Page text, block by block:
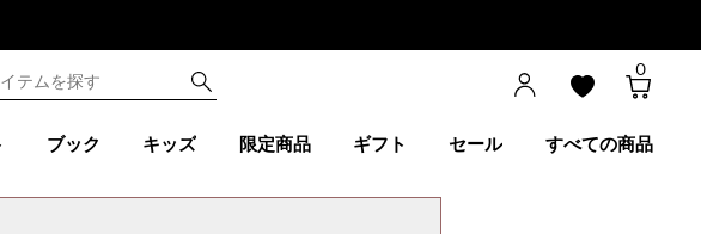
0
ブック キッズ 限定商品 ギフト セール すべての商品